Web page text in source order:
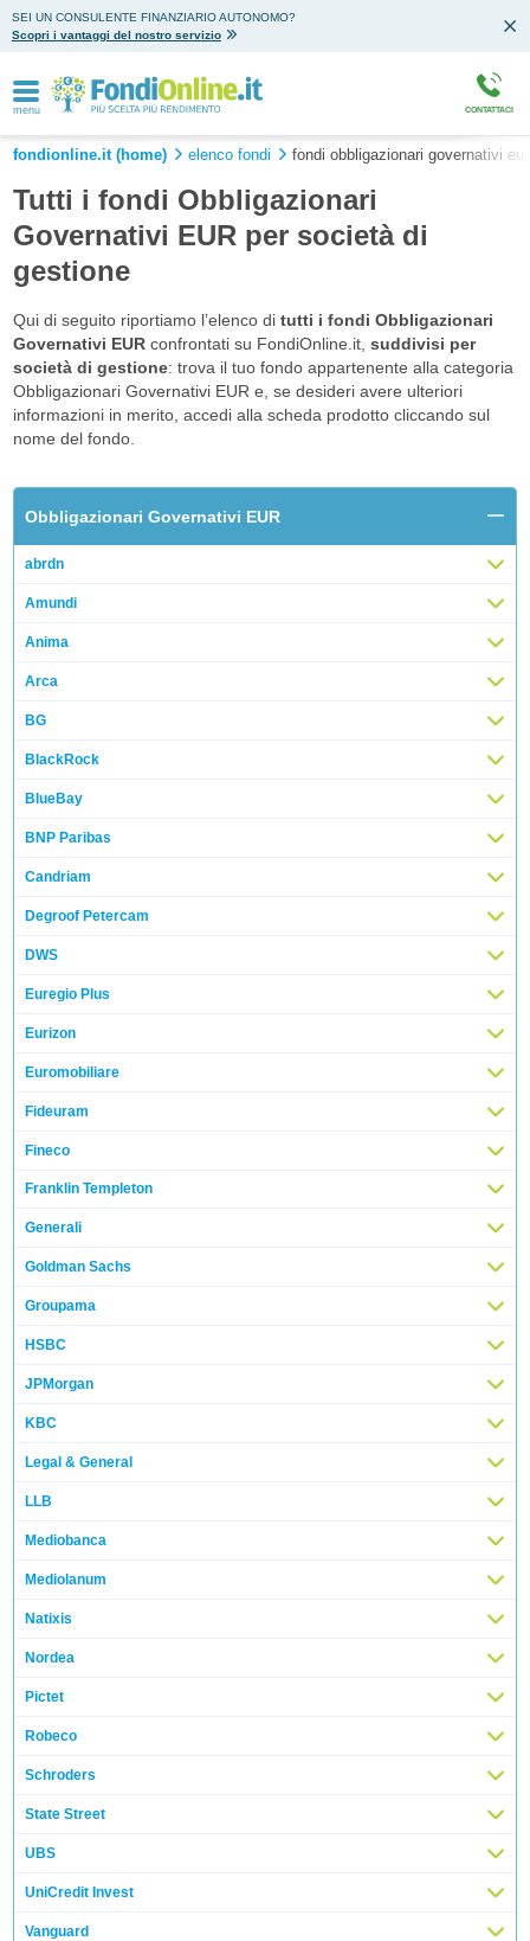
SEI UN CONSULENTE FINANZIARIO AUTONOMO?
Scopri i vantaggi del nostro servizio
menu CONTATTACI
fondionline.it (home) elenco fondi fondi obbligazionari governativi eur
Tutti i fondi Obbligazionari
Governativi EUR per società di
gestione
Qui di seguito riportiamo l’elenco di tutti i fondi Obbligazionari
Governativi EURconfrontati su FondiOnline.it, suddivisi per
società di gestione: trova il tuo fondo appartenente alla categoria
Obbligazionari Governativi EUR e, se desideri avere ulteriori
informazioni in merito, accedi alla scheda prodotto cliccando sul
nome del fondo.
Obbligazionari Governativi EUR
abrdn
Amundi
Anima
Arca
BG
BlackRock
BlueBay
BNP Paribas
Candriam
Degroof Petercam
DWS
Euregio Plus
Eurizon
Euromobiliare
Fideuram
Fineco
Franklin Templeton
Generali
Goldman Sachs
Groupama
HSBC
JPMorgan
KBC
Legal & General
LLB
Mediobanca
Mediolanum
Natixis
Nordea
Pictet
Robeco
Schroders
State Street
UBS
UniCredit Invest
Vanguard